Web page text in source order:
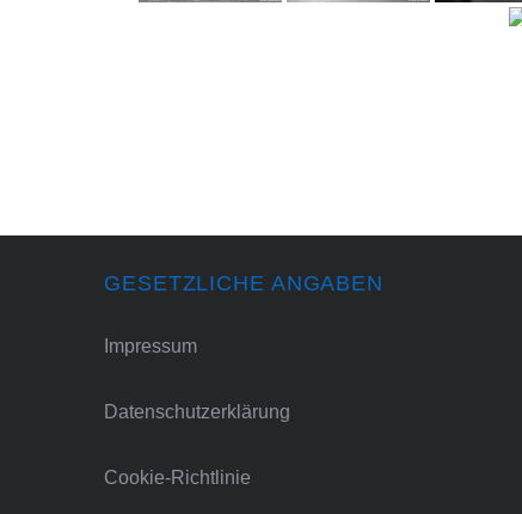
GESETZLICHE ANGABEN
Impressum
Datenschutzerklärung
Cookie-Richtlinie